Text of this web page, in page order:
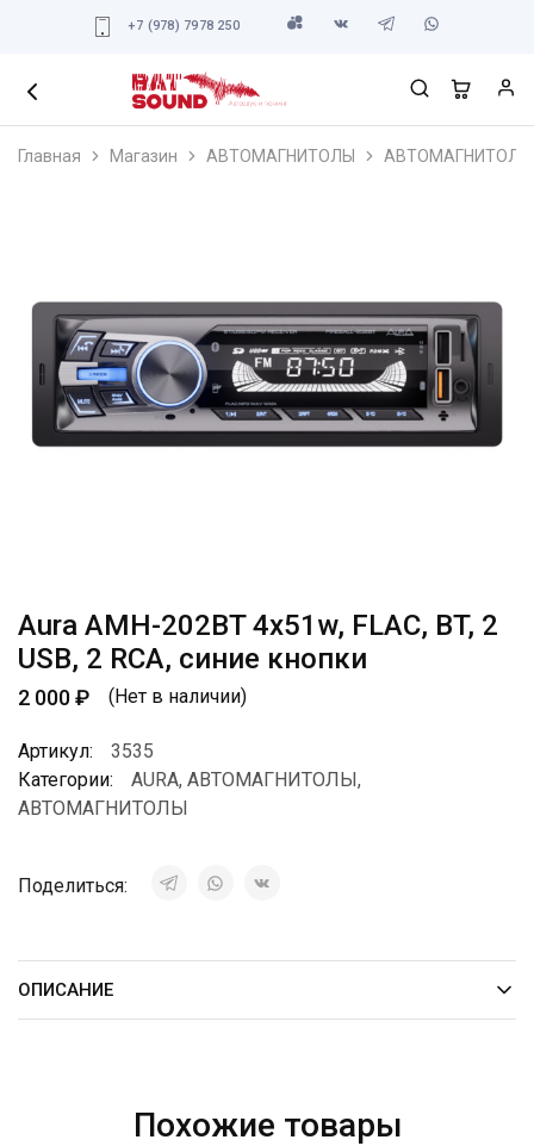
+7 (978) 7978 250
Главная Магазин АВТОМАГНИТОЛЫ АВТОМАГНИТОЛЫ
Aura AMH-202BT 4х51w, FLAC, BT, 2
USB, 2 RCA, синие кнопки
2 000₽ (Нет в наличии)
Артикул:
3535
Категории:
AURA, АВТОМАГНИТОЛЫ,
АВТОМАГНИТОЛЫ
Поделиться:
ОПИСАНИЕ
Похожие товары